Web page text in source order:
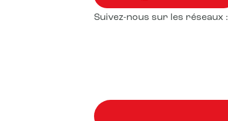
Suivez-nous sur les réseaux :